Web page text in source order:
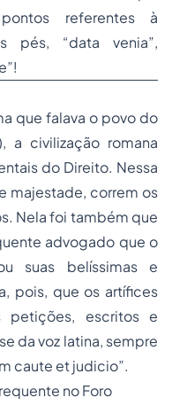
referentes à
pés, “data venia”,
que falava o povo do
a civilização romana
do Direito. Nessa
majestade, correm os
Nela foi também que
advogado que o
suas belíssimas e
pois, que os artífices
petições, escritos e
da voz latina, sempre
caute et judicio”.
no Foro